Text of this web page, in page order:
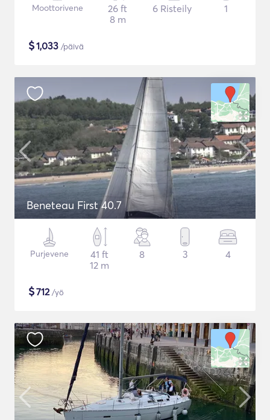
Moottorivene
26 ft
8 m
6 Risteily 1
$1,033 /päivä
Beneteau First 40.7
Purjevene
41 ft
12 m
8 3 4
$712/yö